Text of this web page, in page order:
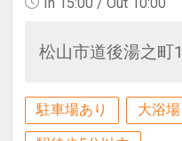
松山市道後湯之町
駐車場あり 大浴場